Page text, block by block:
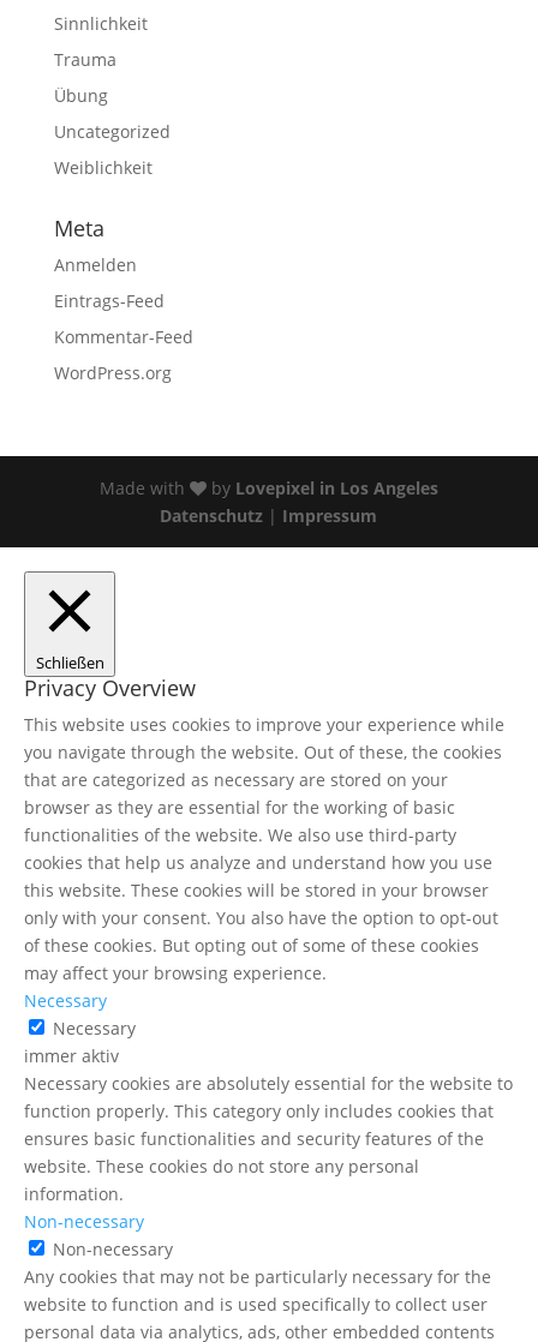
Sinnlichkeit
Trauma
Übung
Uncategorized
Weiblichkeit
Meta
Anmelden
Eintrags-Feed
Kommentar-Feed
WordPress.org
Made with by Lovepixel in Los Angeles
Datenschutz | Impressum
Schließen
Privacy Overview
This website uses cookies to improve your experience while
you navigate through the website. Out of these, the cookies
that are categorized as necessary are stored on your
browser as they are essential for the working of basic
functionalities of the website. We also use third-party
cookies that help us analyze and understand how you use
this website. These cookies will be stored in your browser
only with your consent. You also have the option to opt-out
of these cookies. But opting out of some of these cookies
may affect your browsing experience.
Necessary
Necessary
immer aktiv
Necessary cookies are absolutely essential for the website to
function properly. This category only includes cookies that
ensures basic functionalities and security features of the
website. These cookies do not store any personal
information.
Non-necessary
Non-necessary
Any cookies that may not be particularly necessary for the
website to function and is used specifically to collect user
personal data via analytics, ads, other embedded contents